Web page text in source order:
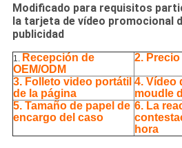
Modificado para requisitos
la tarjeta de vídeo promocional
publicidad
1.
Recepción de
OEM/ODM
2.
3. Folleto video portátil
de la página
4. Vídeo
moudle
5. Tamaño de papel de
encargo del caso
6. La
hora